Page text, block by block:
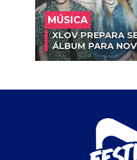
MÚSICA
XLOV PREPARA
ÁLBUM PARA